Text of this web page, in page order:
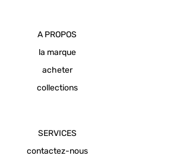
A PROPOS
la marque
acheter
collections
SERVICES
contactez-nous